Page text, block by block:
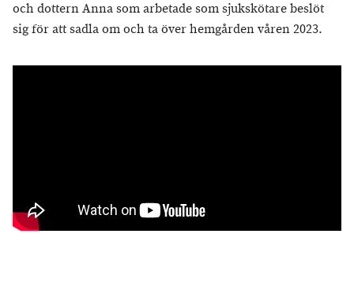
och dottern Anna som arbetade som sjukskötare beslöt
sig för att sadla om och ta över hemgården våren 2023.